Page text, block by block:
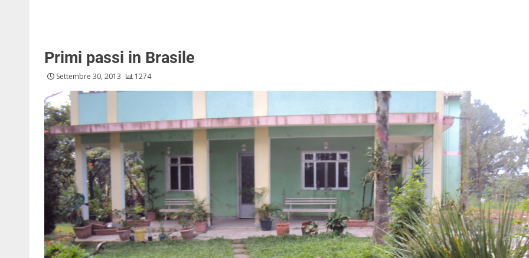
Primi passi in Brasile
Settembre 30, 2013 1274